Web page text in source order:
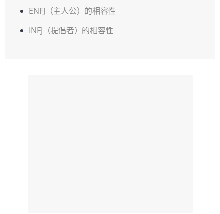
ENFJ（主人公）的相容性
INFJ（提倡者）的相容性